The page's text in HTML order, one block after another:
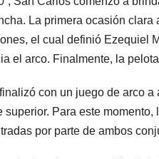
La primera ocasión
el cual definió Ezequiel
el arco. Finalmente, la
con un juego de arco
superior. Para este
por parte de ambos